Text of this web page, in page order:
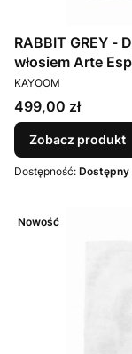
RABBIT GREY -
włosiem Arte
PRODUCENT
KAYOOM
Cena
499,00 zł
Zobacz produkt
Dostępność: Dostępny
Nowość